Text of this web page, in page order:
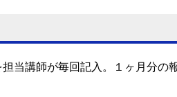
当講師が毎回記入。１ヶ月分の